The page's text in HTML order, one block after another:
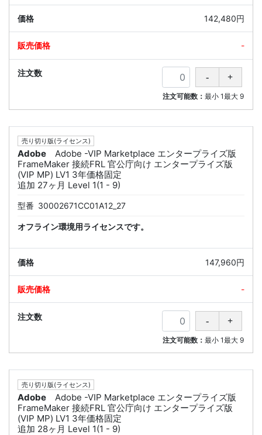
142,480円
-
注文可能数：最小 1最大 9
売り切り版(ライセンス)
Adobe
Adobe -VIP Marketplace エンタープライズ版
FrameMaker 接続FRL 官公庁向け エンタープライズ版
(VIP MP) LV1 3年価格固定
追加 27ヶ月 Level 1(1 - 9)
型番 30002671CC01A12_27
オフライン環境用ライセンスです。
147,960円
-
注文可能数：最小 1最大 9
売り切り版(ライセンス)
Adobe
Adobe -VIP Marketplace エンタープライズ版
FrameMaker 接続FRL 官公庁向け エンタープライズ版
(VIP MP) LV1 3年価格固定
追加 28ヶ月 Level 1(1 - 9)